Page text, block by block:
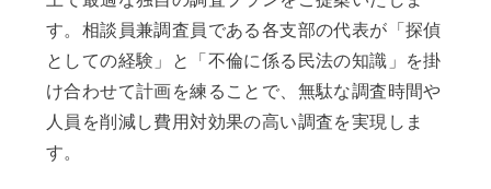
す。相談員兼調査員である各支部の代表が「探偵
としての経験」と「不倫に係る民法の知識」を掛
け合わせて計画を練ることで、無駄な調査時間や
人員を削減し費用対効果の高い調査を実現しま
す。